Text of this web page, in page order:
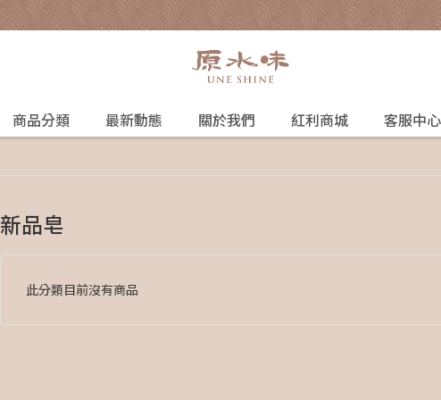
商品分類 最新動態 關於我們 紅利商城 客服中心
新品皂
此分類目前沒有商品